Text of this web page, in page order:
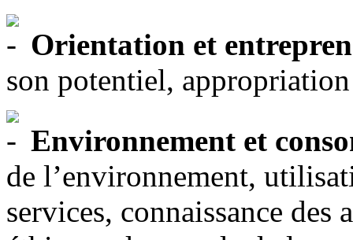
Orientation et
son potentiel,
Environnement et
de l’environnement,
services, connaissance des